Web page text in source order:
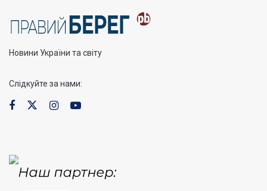
Новини України та світу
Слідкуйте за нами: